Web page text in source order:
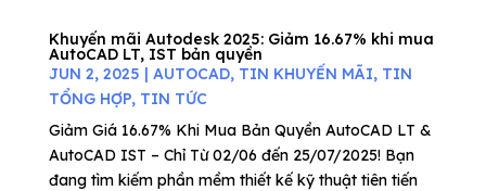
Khuyến mãi Autodesk 2025: Giảm 16.67% khi mua
AutoCAD LT, IST bản quyền
JUN 2, 2025 | AUTOCAD, TIN KHUYẾN MÃI, TIN
TỔNG HỢP, TIN TỨC
Giảm Giá 16.67% Khi Mua Bản Quyền AutoCAD LT &
AutoCAD IST – Chỉ Từ 02/06 đến 25/07/2025! Bạn
đang tìm kiếm phần mềm thiết kế kỹ thuật tiên tiến